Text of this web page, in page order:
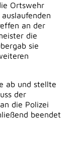
Ortswehr
an der
die
sie
ab und stellte
der
die Polizei
beendet